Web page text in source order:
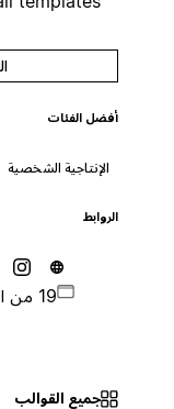
أفضل الفئات
الإنتاجية الشخصية موسمي
جميع القوالب